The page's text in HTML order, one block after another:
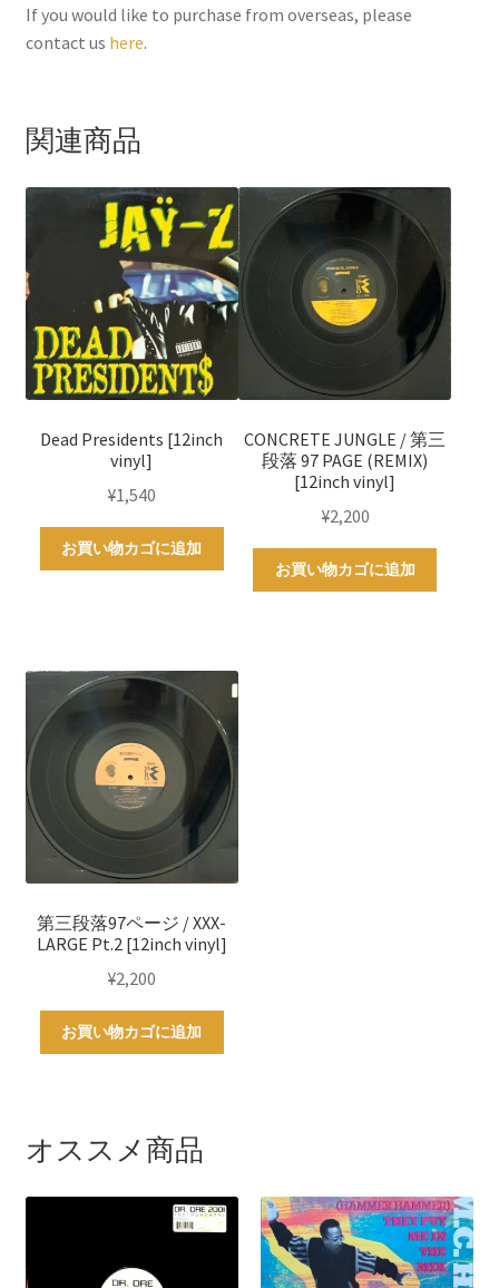
o
o
e
r
r
If you would like to purchase from overseas, please
contact us here.
関連商品
Dead Presidents [12inch
vinyl]
¥1,540
お買い物カゴに追加
CONCRETE JUNGLE / 第三
段落 97 PAGE (REMIX)
[12inch vinyl]
¥2,200
お買い物カゴに追加
第三段落97ページ / XXX-
LARGE Pt.2 [12inch vinyl]
¥2,200
お買い物カゴに追加
オススメ商品